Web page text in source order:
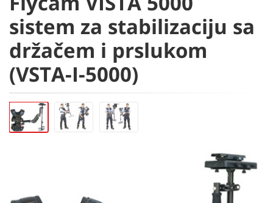
sistem za stabilizaciju sa
držačem i prslukom
(VSTA-I-5000)